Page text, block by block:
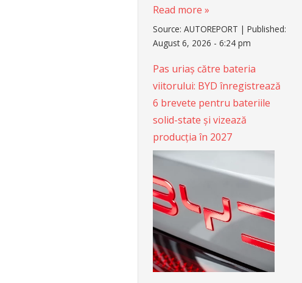
Read more »
Source:AUTOREPORT |Published:
August 6, 2026 - 6:24 pm
Pas uriaș către bateria
viitorului: BYD înregistrează
6 brevete pentru bateriile
solid-state și vizează
producția în 2027